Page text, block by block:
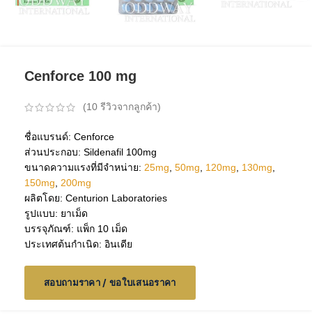
Cenforce 100 mg
(10 รีวิวจากลูกค้า)
ชื่อแบรนด์: Cenforce
ส่วนประกอบ: Sildenafil 100mg
ขนาดความแรงที่มีจำหน่าย: 25mg 50mg 120mg 130mg
150mg
200mg
ผลิตโดย: Centurion Laboratories
รูปแบบ: ยาเม็ด
บรรจุภัณฑ์: แพ็ก 10 เม็ด
ประเทศต้นกำเนิด: อินเดีย
สอบถามราคา / ขอใบเสนอราคา